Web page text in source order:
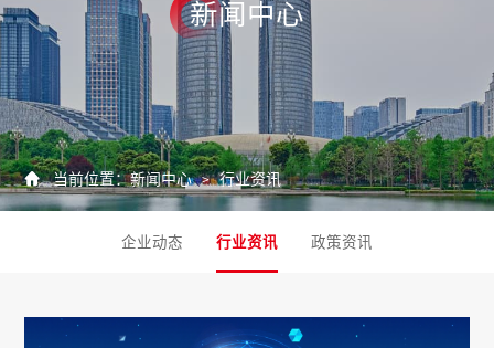
新闻 中心
 当前位置：新闻中心 > 行业资讯
企业动态 行业资讯 政策资讯